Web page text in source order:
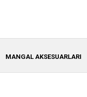
MANGAL AKSESUARLARI